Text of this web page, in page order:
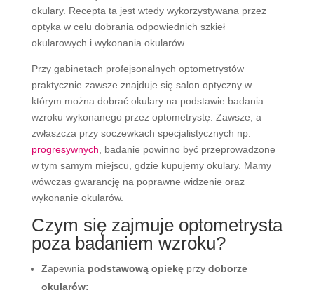
okulary. Recepta ta jest wtedy wykorzystywana przez
optyka w celu dobrania odpowiednich szkieł
okularowych i wykonania okularów.
Przy gabinetach profejsonalnych optometrystów
praktycznie zawsze znajduje się salon optyczny w
którym można dobrać okulary na podstawie badania
wzroku wykonanego przez optometrystę. Zawsze, a
zwłaszcza przy soczewkach specjalistycznych np.
progresywnych , badanie powinno być przeprowadzone
w tym samym miejscu, gdzie kupujemy okulary. Mamy
wówczas gwarancję na poprawne widzenie oraz
wykonanie okularów.
Czym się zajmuje optometrysta
poza badaniem wzroku?
Zapewnia podstawową opiekę przy doborze
okularów: